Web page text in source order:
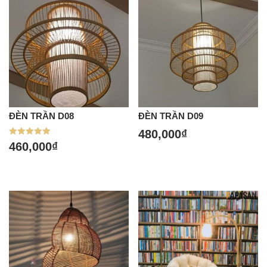
ĐÈN TRẦN D08
Được xếp
hạng
460,000₫
ĐÈN TRẦN D09
480,000₫